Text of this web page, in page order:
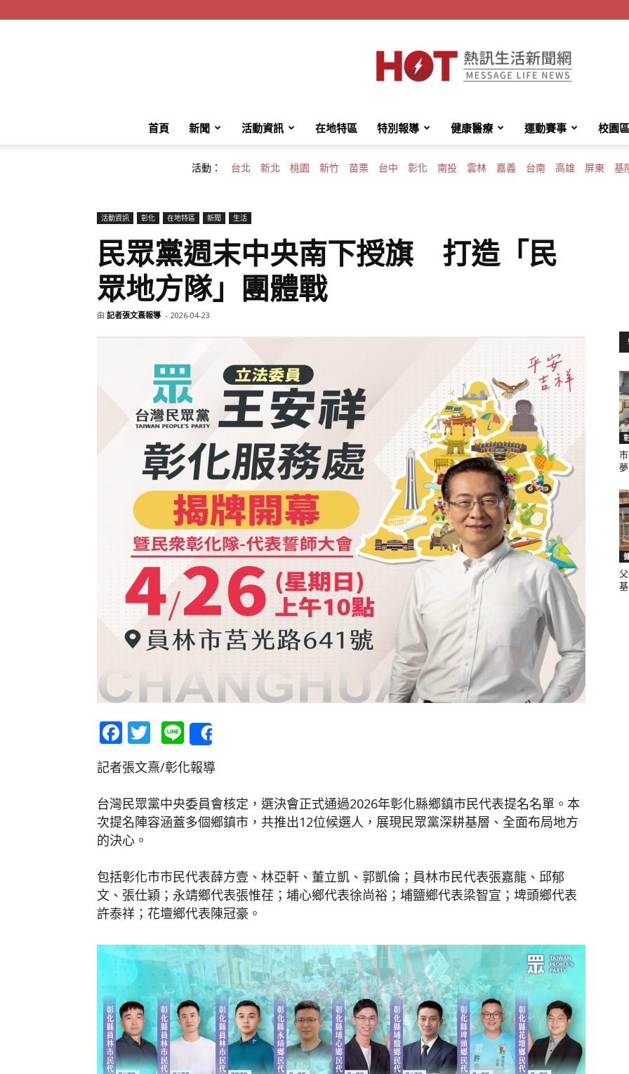
HotMessage
生
活
新
聞
首頁 新聞 活動資訊 在地特區 特別報導 健康醫療 運動賽事 校園區
活動： 台北 新北 桃園 新竹 苗栗 台中 彰化 南投 雲林 嘉義 台南 高雄 屏東 基
活動資訊 彰化 在地特區 新聞 生活
民眾黨週末中央南下授旗 打造「民
眾地方隊」團體戰
由 記者張文熹報導 - 2026-04-23
Facebook
Twitter
Line
記者張文熹/彰化報導
台灣民眾黨中央委員會核定，選決會正式通過2026年彰化縣鄉鎮市民代表提名名單。本
次提名陣容涵蓋多個鄉鎮市，共推出12位候選人，展現民眾黨深耕基層、全面布局地方
的決心。
包括彰化市市民代表薛方壹、林亞軒、董立凱、郭凱倫；員林市民代表張嘉龍、邱郁
文、張仕穎；永靖鄉代表張惟荏；埔心鄉代表徐尚裕；埔鹽鄉代表梁智宣；埤頭鄉代表
許泰祥；花壇鄉代表陳冠豪。